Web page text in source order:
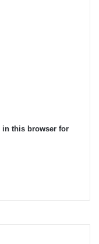
in this browser for